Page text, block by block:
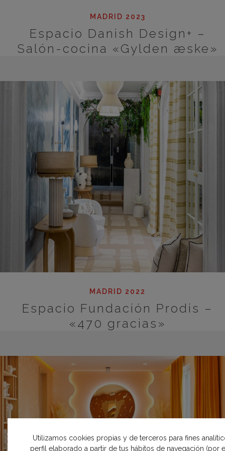
MADRID 2023
Espacio Danish Design+ –
Salón-cocina «Gylden æske»
MADRID 2022
Espacio Fundación Prodis –
«470 gracias»
Utilizamos cookies propias y de terceros para fines
perfil elaborado a partir de tus hábitos de navegación (por